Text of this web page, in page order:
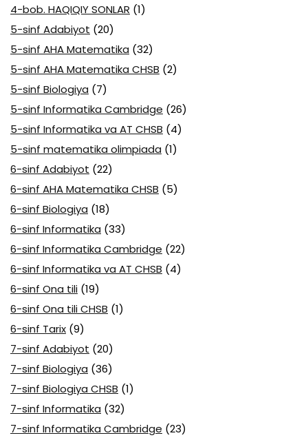
4-bob. HAQIQIY SONLAR (1)
5-sinf Adabiyot (20)
5-sinf AHA Matematika (32)
5-sinf AHA Matematika CHSB (2)
5-sinf Biologiya (7)
5-sinf Informatika Cambridge (26)
5-sinf Informatika va AT CHSB (4)
5-sinf matematika olimpiada (1)
6-sinf Adabiyot (22)
6-sinf AHA Matematika CHSB (5)
6-sinf Biologiya (18)
6-sinf Informatika (33)
6-sinf Informatika Cambridge (22)
6-sinf Informatika va AT CHSB (4)
6-sinf Ona tili (19)
6-sinf Ona tili CHSB (1)
6-sinf Tarix (9)
7-sinf Adabiyot (20)
7-sinf Biologiya (36)
7-sinf Biologiya CHSB (1)
7-sinf Informatika (32)
7-sinf Informatika Cambridge (23)